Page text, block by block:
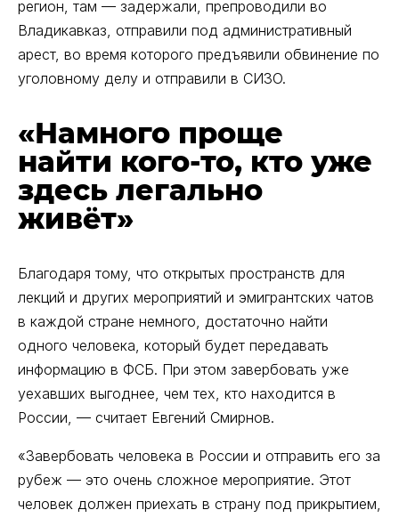
регион, там — задержали, препроводили во
Владикавказ, отправили под административный
арест, во время которого предъявили обвинение по
уголовному делу и отправили в СИЗО.
«Намного проще
найти кого-то, кто уже
здесь легально
живёт»
Благодаря тому, что открытых пространств для
лекций и других мероприятий и эмигрантских чатов
в каждой стране немного, достаточно найти
одного человека, который будет передавать
информацию в ФСБ. При этом завербовать уже
уехавших выгоднее, чем тех, кто находится в
России, — считает Евгений Смирнов.
«Завербовать человека в России и отправить его за
рубеж — это очень сложное мероприятие. Этот
человек должен приехать в страну под прикрытием,